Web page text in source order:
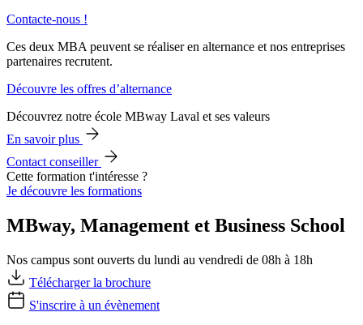
Contacte-nous !
Ces deux MBA peuvent se réaliser en alternance et nos entreprises
partenaires recrutent.
Découvre les offres d’alternance
Découvrez notre école MBway Laval et ses valeurs
En savoir plus
Contact conseiller
Cette formation t'intéresse ?
Je découvre les formations
MBway, Management et Business School
Nos campus sont ouverts du lundi au vendredi de 08h à 18h
Télécharger la brochure
S'inscrire à un évènement